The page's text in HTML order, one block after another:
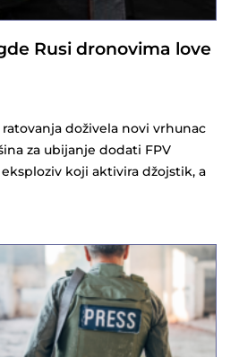
Rusi dronovima love
doživela novi vrhunac
za ubijanje dodati FPV
koji aktivira džojstik, a